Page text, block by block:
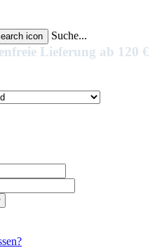
Suche...
Lieferung ab 120 €